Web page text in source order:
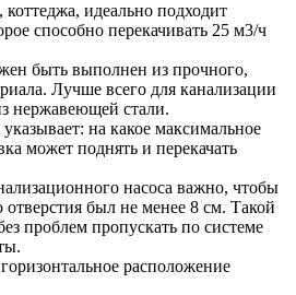
коттеджа, идеально подходит
способно перекачивать 25 м3/ч
быть выполнен из прочного,
Лучше всего для канализации
нержавеющей стали.
на какое максимальное
может поднять и перекачать
насоса важно, чтобы
отверстия был не менее 8 см. Такой
проблем пропускать по системе
расположение